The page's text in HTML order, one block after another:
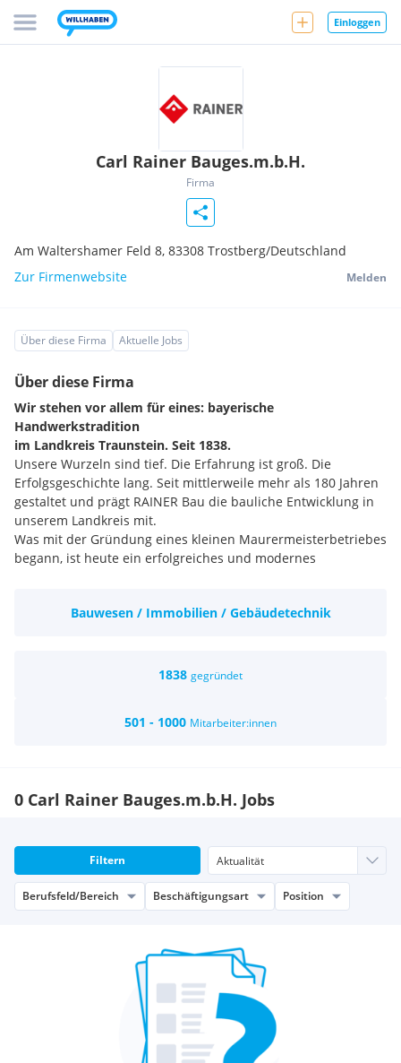
Einloggen
Carl Rainer Bauges.m.b.H.
Firma
Am Waltershamer Feld 8, 83308 Trostberg/Deutschland
Zur Firmenwebsite
Melden
Über diese Firma Aktuelle Jobs
Über diese Firma
Wir stehen vor allem für eines: bayerische
Handwerkstradition
im Landkreis Traunstein. Seit 1838.
Unsere Wurzeln sind tief. Die Erfahrung ist groß. Die
Erfolgsgeschichte lang. Seit mittlerweile mehr als 180 Jahren
gestaltet und prägt RAINER Bau die bauliche Entwicklung in
unserem Landkreis mit.
Was mit der Gründung eines kleinen Maurermeisterbetriebes
begann, ist heute ein erfolgreiches und modernes
Bauherren – im Landkreis Traunstein bis zur Grenze
180 Jahren bauen wir Lebensraum und Infrastruktur zur
Bauwesen / Immobilien / Gebäudetechnik
1838 gegründet
501 - 1000 Mitarbeiter:innen
0 Carl Rainer Bauges.m.b.H. Jobs
Filtern
Berufsfeld/Bereich Beschäftigungsart Position